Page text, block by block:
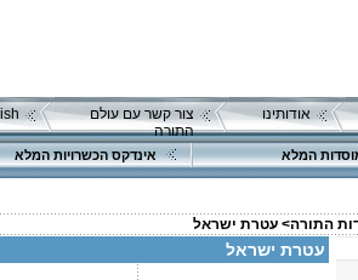
אודותינו
צור קשר עם עולם
התורה
המלא אינדקס הכשרויות המלא
התורה> עטרת ישראל
עטרת ישראל